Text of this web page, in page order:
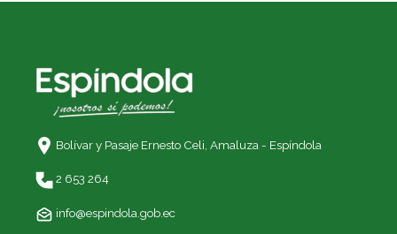
Bolívar y Pasaje Ernesto Celi, Amaluza - Espíndola
2 653 264
info@espindola.gob.ec